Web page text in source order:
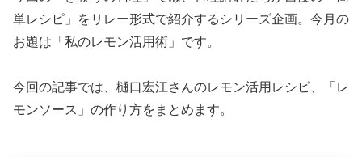
単レシピ」をリレー形式で紹介するシリーズ企画。今月の
お題は「私のレモン活用術」です。
今回の記事では、樋口宏江さんのレモン活用レシピ、「レ
モンソース」の作り方をまとめます。